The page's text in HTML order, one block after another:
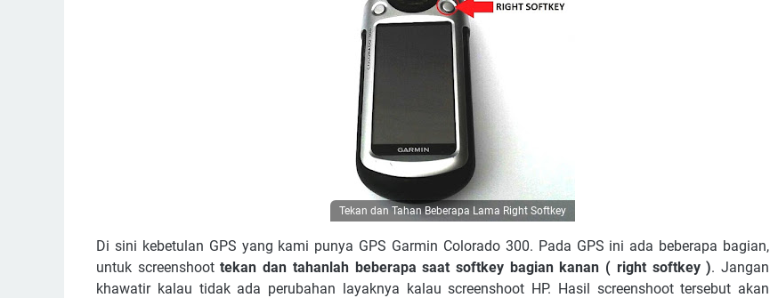
Tekan dan Tahan Beberapa Lama Right Softkey
Di sini kebetulan GPS yang kami punya GPS Garmin Colorado 300. Pada GPS ini ada beberapa bagian,
untuk screenshoottekan dan tahanlah beberapa saat softkey bagian kanan ( right softkey ). Jangan
khawatir kalau tidak ada perubahan layaknya kalau screenshoot HP. Hasil screenshoot tersebut akan